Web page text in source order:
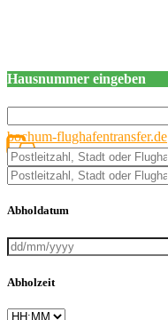
Hausnummer eingeben
bochum-flughafentransfer.de
Abholdatum
Abholzeit